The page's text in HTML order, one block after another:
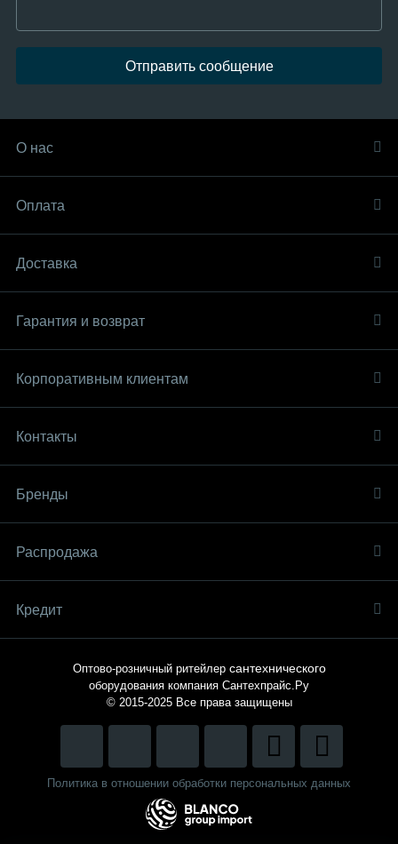
Отправить сообщение
О нас
Оплата
Доставка
Гарантия и возврат
Корпоративным клиентам
Контакты
Бренды
Распродaжа
Кредит
Оптово-розничный ритейлер сантехнического
оборудования компания Сантехпрайс.Ру
© 2015-2025 Все права защищены
Политика в отношении обработки персональных данных